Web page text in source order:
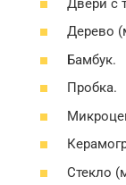
Двери с
Дерево
Бамбук.
Пробка.
Стекло